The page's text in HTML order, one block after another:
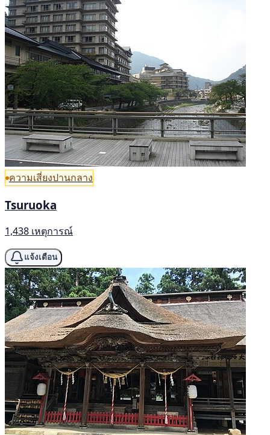
ความเสี่ยงปานกลาง
Tsuruoka
1,438 เหตุการณ์
แจ้งเตือน